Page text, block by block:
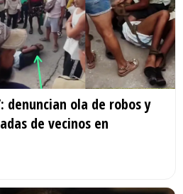
denuncian ola de robos y
de vecinos en